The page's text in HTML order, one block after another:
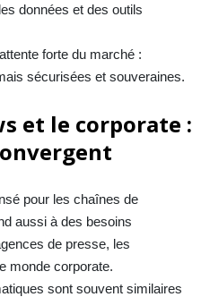
données et des outils
forte du marché :
sécurisées et souveraines.
et le corporate :
pour les chaînes de
aussi à des besoins
de presse, les
monde corporate.
sont souvent similaires